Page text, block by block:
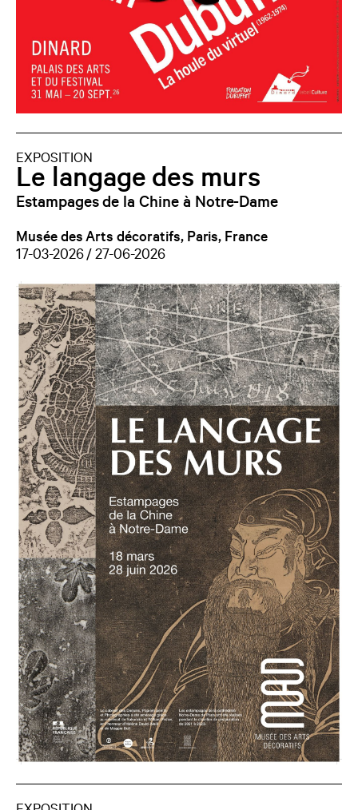
EXPOSITION
Le langage des murs
Estampages de la Chine à Notre-Dame
Musée des Arts décoratifs, Paris, France
17-03-2026 / 27-06-2026